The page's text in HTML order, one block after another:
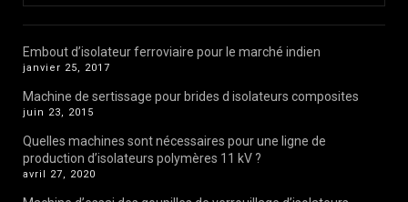
Embout d’isolateur ferroviaire pour le marché indien
janvier 25, 2017
Machine de sertissage pour brides d isolateurs composites
juin 23, 2015
Quelles machines sont nécessaires pour une ligne de
production d’isolateurs polymères 11 kV ?
avril 27, 2020